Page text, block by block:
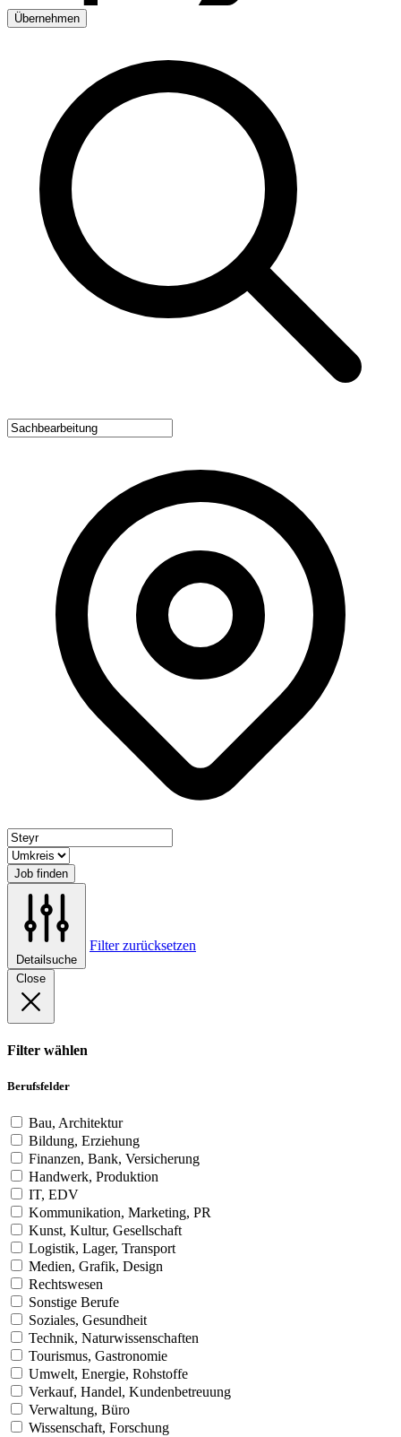
Übernehmen
Job finden
Detailsuche
Filter zurücksetzen
Close
Filter wählen
Berufsfelder
Bau, Architektur
Bildung, Erziehung
Finanzen, Bank, Versicherung
Handwerk, Produktion
IT, EDV
Kommunikation, Marketing, PR
Kunst, Kultur, Gesellschaft
Logistik, Lager, Transport
Medien, Grafik, Design
Rechtswesen
Sonstige Berufe
Soziales, Gesundheit
Technik, Naturwissenschaften
Tourismus, Gastronomie
Umwelt, Energie, Rohstoffe
Verkauf, Handel, Kundenbetreuung
Verwaltung, Büro
Wissenschaft, Forschung